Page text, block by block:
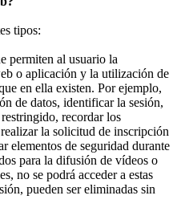
tipos:
permiten al usuario la
o aplicación y la utilización de
en ella existen. Por ejemplo,
de datos, identificar la sesión,
recordar los
la solicitud de inscripción
elementos de seguridad durante
para la difusión de vídeos o
no se podrá acceder a estas
pueden ser eliminadas sin